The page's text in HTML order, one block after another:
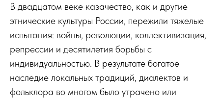
В двадцатом веке казачество, как и другие
этнические культуры России, пережили тяжелые
испытания: войны, революции, коллективизация,
репрессии и десятилетия борьбы с
индивидуальностью. В результате богатое
наследие локальных традиций, диалектов и
фольклора во многом было утрачено или